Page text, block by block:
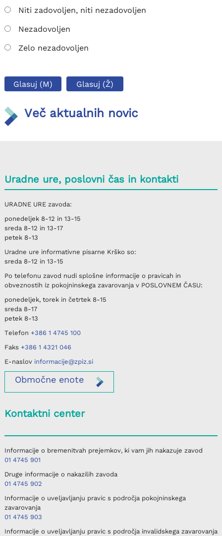
Niti zadovoljen, niti nezadovoljen
Nezadovoljen
Zelo nezadovoljen
Glasuj (M) Glasuj (Ž)
Več aktualnih novic
Uradne ure, poslovni čas in kontakti
URADNE UREzavoda:
ponedeljek8-12 in 13-15
sreda8-12 in 13-17
petek8-13
Uradne ure informativne pisarne Krško so:
sreda8-12 in 13-15
Po telefonu zavod nudi splošne informacije o pravicah in
obveznostih iz pokojninskega zavarovanja v POSLOVNEM ČASU:
ponedeljek, torek in četrtek8-15
sreda8-17
petek8-13
Telefon +386 1 4745 100
Faks +386 1 4321 046
E-naslov informacije@zpiz.si
Območneenote
Kontaktni center
Informacije o bremenitvah prejemkov, ki vam jih nakazuje zavod
01 4745 901
Druge informacije o nakazilih zavoda
01 4745 902
Informacije o uveljavljanju pravic s področja pokojninskega
zavarovanja
01 4745 903
Informacije o uveljavljanju pravic s področja invalidskega zavarovanja